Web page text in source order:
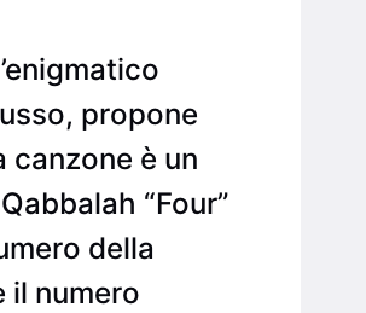
propone
è un
“Four”
della
il numero